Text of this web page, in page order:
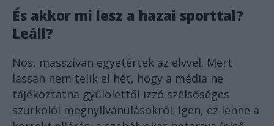
És akkor mi lesz a hazai sporttal?
Leáll?
Nos, masszívan egyetértek az elvvel. Mert
lassan nem telik el hét, hogy a média ne
tájékoztatna gyűlölettől izzó szélsőséges
szurkolói megnyilvánulásokról. Igen, ez lenne a